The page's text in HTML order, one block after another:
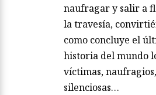
naufragar y salir a
la travesía,
como concluye el
historia del mundo
víctimas,
silenciosas…